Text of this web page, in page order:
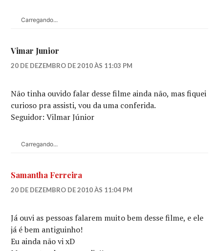
Carregando...
Vimar Junior
20 DE DEZEMBRO DE 2010 ÀS 11:03 PM
Não tinha ouvido falar desse filme ainda não, mas fiquei
curioso pra assisti, vou da uma conferida.
Seguidor: Vilmar Júnior
Carregando...
Samantha Ferreira
20 DE DEZEMBRO DE 2010 ÀS 11:04 PM
Já ouvi as pessoas falarem muito bem desse filme, e ele
já é bem antiguinho!
Eu ainda não vi xD